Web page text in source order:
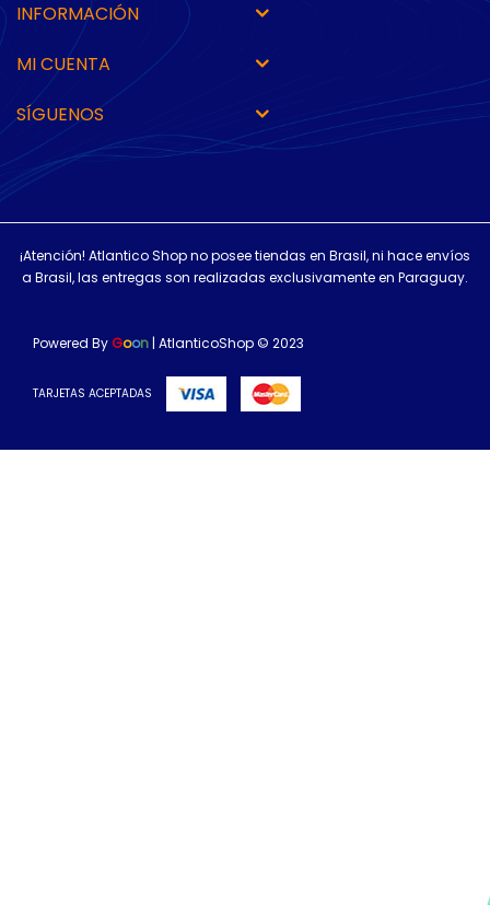
INFORMACIÓN
MI CUENTA
SÍGUENOS
¡Atención! Atlantico Shop no posee tiendas en Brasil, ni hace envíos
a Brasil, las entregas son realizadas exclusivamente en Paraguay.
Powered By Goon | AtlanticoShop © 2023
TARJETAS ACEPTADAS